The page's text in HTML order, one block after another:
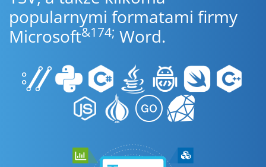
popularnymi formatami firmy
Microsoft&174; Word.